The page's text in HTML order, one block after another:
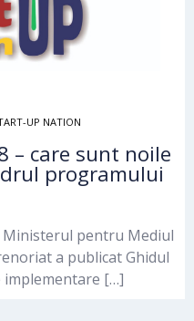
UP NATION
– care sunt noile
programului
Ministerul pentru Mediul
a publicat Ghidul
implementare […]